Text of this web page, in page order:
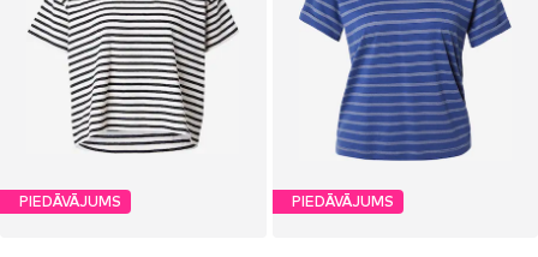
PIEDĀVĀJUMS PIEDĀVĀJUMS